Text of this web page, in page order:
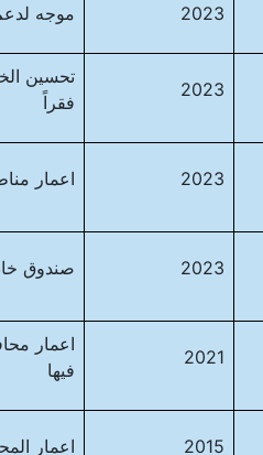
2023 موجه
2023
تحسين
فقراً
2023 اعمار
2023 صندوق
2021
اعمار
فيها
2015 اعمار